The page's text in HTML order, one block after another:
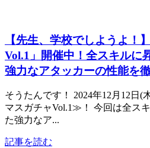
【先生、学校でしようよ！
Vol.1」開催中！全スキルに
強力なアタッカーの性能を
そうたんです！ 2024年12月12日
マスガチャVol.1≫！ 今回は全ス
た強力なア...
記事を読む